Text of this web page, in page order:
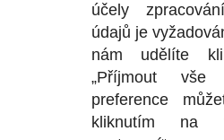
účely
údajů je
nám udělíte
„Příjmout
preference
kliknutím na